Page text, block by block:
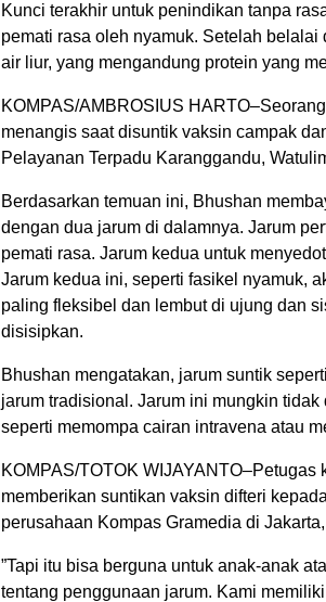
Kunci terakhir untuk penindikan tanpa
pemati rasa oleh nyamuk. Setelah
air liur, yang mengandung protein yang
KOMPAS/AMBROSIUS
menangis saat disuntik vaksin campak
Pelayanan Terpadu Karanggandu,
Berdasarkan temuan ini, Bhushan
dengan dua jarum di dalamnya. Jarum
pemati rasa. Jarum kedua untuk
Jarum kedua ini, seperti fasikel nyamuk,
paling fleksibel dan lembut di ujung dan
disisipkan.
Bhushan mengatakan, jarum suntik
jarum tradisional. Jarum ini mungkin
seperti memompa cairan intravena atau
KOMPAS/TOTOK WIJAYANTO–Petugas
memberikan suntikan vaksin difteri
perusahaan Kompas Gramedia di
”Tapi itu bisa berguna untuk anak-anak
tentang penggunaan jarum. Kami